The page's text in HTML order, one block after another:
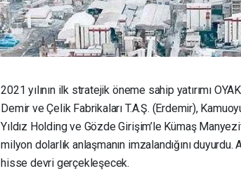
2021 yılının ilk stratejik öneme sahip yatırımı
Demir ve Çelik Fabrikaları T.A.Ş. (Erdemir),
Yıldız Holding ve Gözde Girişim’le Kümaş
milyon dolarlık anlaşmanın imzalandığını
hisse devri gerçekleşecek.